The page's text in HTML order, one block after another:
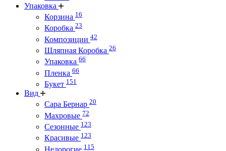
Упаковка
Корзина 16
Коробка 23
Композиции 42
Шляпная Коробка 26
Упаковка 66
Пленка 66
Букет 151
Вид
Сара Бернар 20
Махровые 72
Сезонные 123
Красивые 123
Недорогие 115